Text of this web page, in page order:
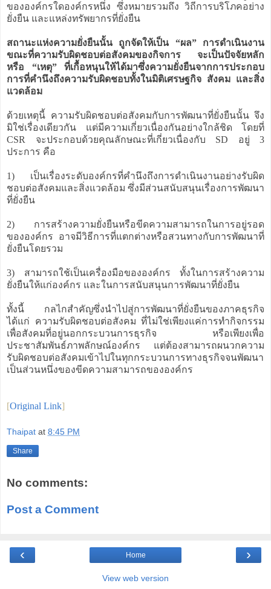
ขององค์กรใดองค์กรหนึ่ง ซึ่งหมายรวมถึง วิถีการบริโภคอย่าง
ยั่งยืน และแหล่งทรัพยากรที่ยั่งยืน
สถานะแห่งความยั่งยืนนั้น ถูกจัดให้เป็น “ผล” การดำเนินงาน
ขณะที่ความรับผิดชอบต่อสังคมของกิจการ จะเป็นปัจจัยหลัก
หรือ “เหตุ” ที่เกื้อหนุนให้ได้มาซึ่งความยั่งยืนจากการประกอบ
การที่คำนึงถึงความรับผิดชอบทั้งในมิติเศรษฐกิจ สังคม และสิ่ง
แวดล้อม
ด้วยเหตุนี้ ความรับผิดชอบต่อสังคมกับการพัฒนาที่ยั่งยืนนั้น จึง
มิใช่เรื่องเดียวกัน แต่มีความเกี่ยวเนื่องกันอย่างใกล้ชิด โดยที่
CSR จะประกอบด้วยคุณลักษณะที่เกี่ยวเนื่องกับ SD อยู่ 3
ประการ คือ
1) เป็นเรื่องระดับองค์กรที่คำนึงถึงการดำเนินงานอย่างรับผิด
ชอบต่อสังคมและสิ่งแวดล้อม ซึ่งมีส่วนสนับสนุนเรื่องการพัฒนา
ที่ยั่งยืน
2) การสร้างความยั่งยืนหรือขีดความสามารถในการอยู่รอด
ขององค์กร อาจมีวิธีการที่แตกต่างหรือสวนทางกับการพัฒนาที่
ยั่งยืนโดยรวม
3) สามารถใช้เป็นเครื่องมือขององค์กร ทั้งในการสร้างความ
ยั่งยืนให้แก่องค์กร และในการสนับสนุนการพัฒนาที่ยั่งยืน
ทั้งนี้ กลไกสำคัญซึ่งนำไปสู่การพัฒนาที่ยั่งยืนของภาคธุรกิจ
ได้แก่ ความรับผิดชอบต่อสังคม ที่ไม่ใช่เพียงแค่การทำกิจกรรม
เพื่อสังคมที่อยู่นอกกระบวนการธุรกิจ หรือเพียงเพื่อ
ประชาสัมพันธ์ภาพลักษณ์องค์กร แต่ต้องสามารถผนวกความ
รับผิดชอบต่อสังคมเข้าไปในทุกกระบวนการทางธุรกิจจนพัฒนา
เป็นส่วนหนึ่งของขีดความสามารถขององค์กร
[Original Link]
Thaipat at 8:45 PM
Share
No comments:
Post a Comment
‹ ›
Home
View web version